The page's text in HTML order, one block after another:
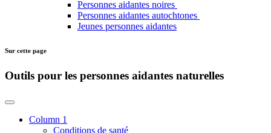
Personnes aidantes noires
Personnes aidantes autochtones
Jeunes personnes aidantes
Sur cette page
Outils pour les personnes aidantes naturelles
Column 1
Conditions de santé